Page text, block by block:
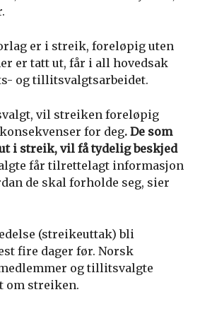
er i streik, foreløpig uten
er tatt ut, får i all hovedsak
og tillitsvalgtsarbeidet.
vil streiken foreløpig
for deg. De som
i streik, vil få tydelig beskjed
får tilrettelagt informasjon
de skal forholde seg, sier
(streikeuttak) bli
fire dager før. Norsk
og tillitsvalgte
om streiken.